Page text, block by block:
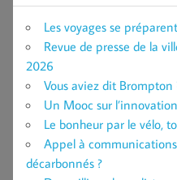
Les voyages se
Revue de presse de la
2026
Vous aviez dit Brompton
Un Mooc sur l’innovation
Le bonheur par le vélo,
Appel à
décarbonnés ?